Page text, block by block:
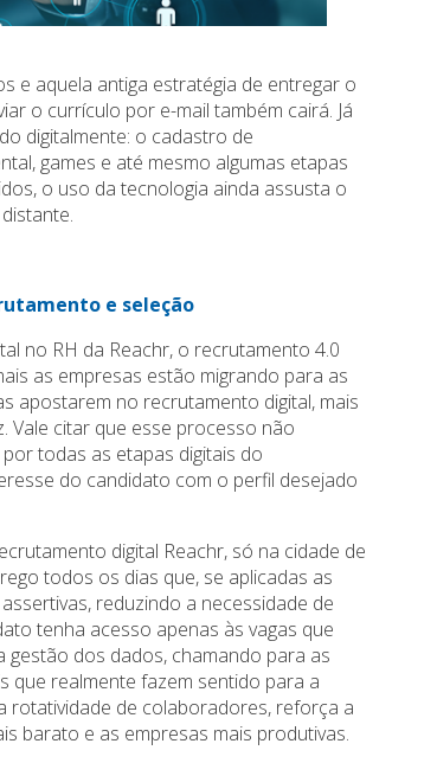
e aquela antiga estratégia de entregar o
o currículo por e-mail também cairá. Já
digitalmente: o cadastro de
games e até mesmo algumas etapas
o uso da tecnologia ainda assusta o
e seleção
no RH da Reachr, o recrutamento 4.0
as empresas estão migrando para as
apostarem no recrutamento digital, mais
Vale citar que esse processo não
todas as etapas digitais do
do candidato com o perfil desejado
digital Reachr, só na cidade de
todos os dias que, se aplicadas as
reduzindo a necessidade de
tenha acesso apenas às vagas que
dos dados, chamando para as
que realmente fazem sentido para a
rotatividade de colaboradores, reforça a
barato e as empresas mais produtivas.